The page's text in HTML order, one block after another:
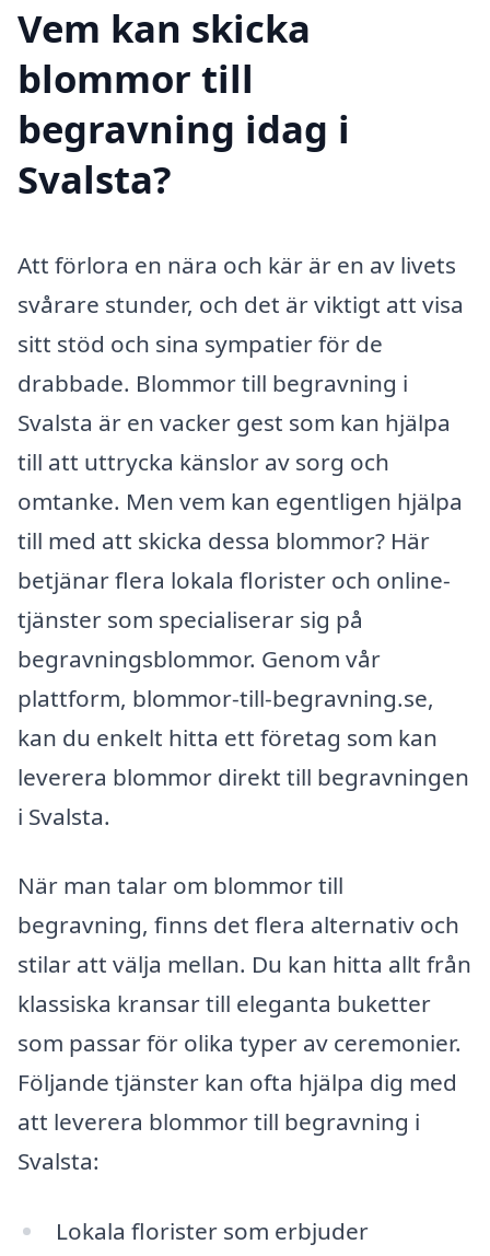
Vem kan skicka
blommor till
begravning idag i
Svalsta?
Att förlora en nära och kär är en av livets
svårare stunder, och det är viktigt att visa
sitt stöd och sina sympatier för de
drabbade. Blommor till begravning i
Svalsta är en vacker gest som kan hjälpa
till att uttrycka känslor av sorg och
omtanke. Men vem kan egentligen hjälpa
till med att skicka dessa blommor? Här
betjänar flera lokala florister och online-
tjänster som specialiserar sig på
begravningsblommor. Genom vår
plattform, blommor-till-begravning.se,
kan du enkelt hitta ett företag som kan
leverera blommor direkt till begravningen
i Svalsta.
När man talar om blommor till
begravning, finns det flera alternativ och
stilar att välja mellan. Du kan hitta allt från
klassiska kransar till eleganta buketter
som passar för olika typer av ceremonier.
Följande tjänster kan ofta hjälpa dig med
att leverera blommor till begravning i
Svalsta:
Lokala florister som erbjuder